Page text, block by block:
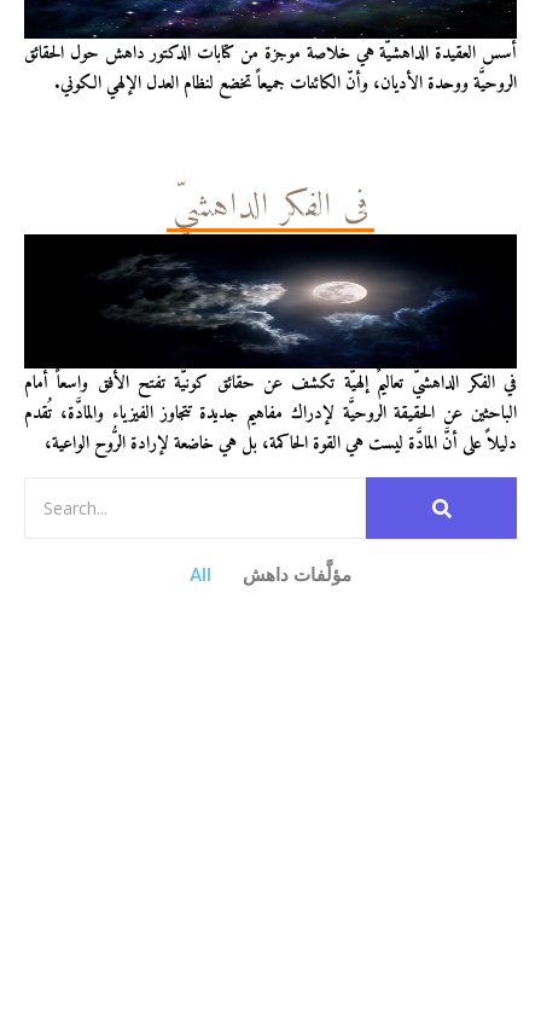
أُسس العقيدة الداهشيّة هي خلاصة موجزة من كتابات الدكتور داهش حول الحقائق
الروحيَّة ووحدة الأديان، وأنّ الكائنات جميعاً تخضع لنظام العدل الإلهي الكوني.
في الفكر الداهشيّ
في الفكر الداهشيّ تعاليمٌ إلهيَّة تكشف عن حقائق كونيَّة تفتح الأفق واسعاً أمام
الباحثين عن الحقيقة الروحيَّة لإدراك مفاهيم جديدة تتجاوز الفيزياء والمادَّة، تُقدم
دليلاً على أنَّ المادَّة ليست هي القوة الحاكمة، بل هي خاضعة لإرادة الرُّوح الواعية،
All مؤلَّفات داهش